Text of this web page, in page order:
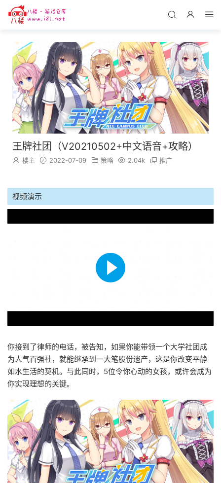
王牌社团（V20210502+中文语音+攻略）
楼主 2022-07-09 策略 2.04k 推广
视频演示
你接到了律师的电话，被告知，如果你能带领一个大学社团成
为人气百强社，就能继承到一大笔股份遗产，这是你改变平静
如水生活的契机。与此同时，5位令你心动的女孩，或许会成为
你实现理想的关键。